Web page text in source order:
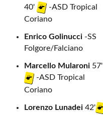
40'
-ASD Tropical
Coriano
Enrico Golinucci -SS
Folgore/Falciano
Marcello Mularoni 57'
-ASD Tropical
Coriano
Lorenzo Lunadei 42'